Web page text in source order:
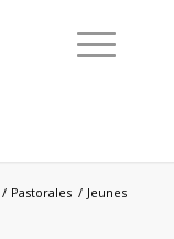
/ Pastorales / Jeunes